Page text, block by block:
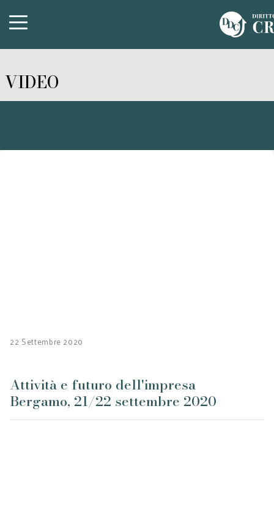
VIDEO
22 Settembre 2020
Attività e futuro dell'impresa
Bergamo, 21/22 settembre 2020